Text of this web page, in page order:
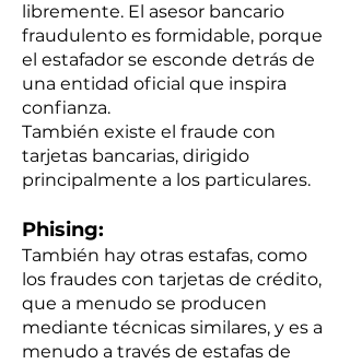
libremente. El asesor bancario
fraudulento es formidable, porque
el estafador se esconde detrás de
una entidad oficial que inspira
confianza.
También existe el fraude con
tarjetas bancarias, dirigido
principalmente a los particulares.
Phising:
También hay otras estafas, como
los fraudes con tarjetas de crédito,
que a menudo se producen
mediante técnicas similares, y es a
menudo a través de estafas de